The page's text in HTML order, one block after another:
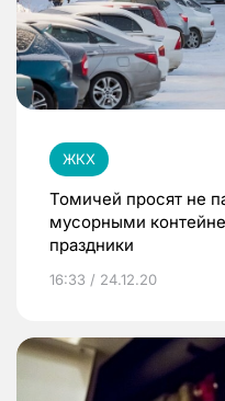
ЖКХ
Томичей просят не
мусорными
праздники
16:33 / 24.12.20